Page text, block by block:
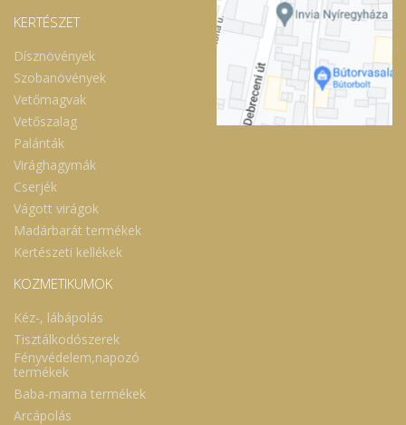
KERTÉSZET
Dísznövények
Szobanövények
Vetőmagvak
Vetőszalag
Palánták
Virághagymák
Cserjék
Vágott virágok
Madárbarát termékek
Kertészeti kellékek
KOZMETIKUMOK
Kéz-, lábápolás
Tisztálkodószerek
Fényvédelem,napozó
termékek
Baba-mama termékek
Arcápolás